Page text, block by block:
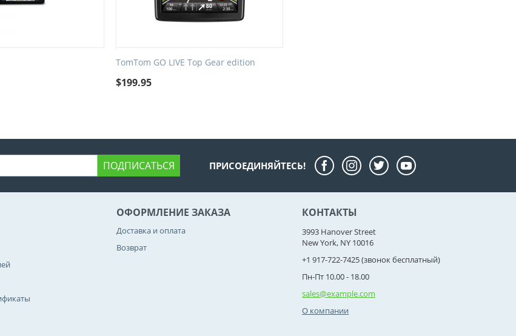
TomTom GO LIVE Top Gear edition
$199.95
ПОДПИСАТЬСЯ ПРИСОЕДИНЯЙТЕСЬ!
ОФОРМЛЕНИЕ ЗАКАЗА
Доставка и оплата
Возврат
КОНТАКТЫ
3993 Hanover Street
New York, NY 10016
+1 917-722-7425 (звонок бесплатный)
Пн-Пт 10.00 - 18.00
sales@example.com
О компании